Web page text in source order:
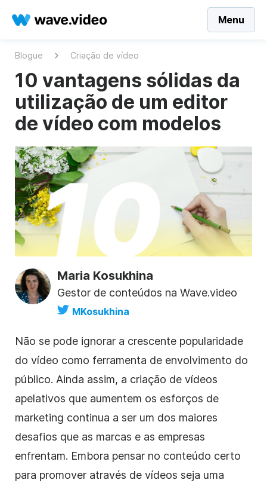
Menu
Blogue Criação de vídeo
10 vantagens sólidas da
utilização de um editor
de vídeo com modelos
Maria Kosukhina
Gestor de conteúdos na Wave.video
MKosukhina
Não se pode ignorar a crescente popularidade
do vídeo como ferramenta de envolvimento do
público. Ainda assim, a criação de vídeos
apelativos que aumentem os esforços de
marketing continua a ser um dos maiores
desafios que as marcas e as empresas
enfrentam. Embora pensar no conteúdo certo
para promover através de vídeos seja uma